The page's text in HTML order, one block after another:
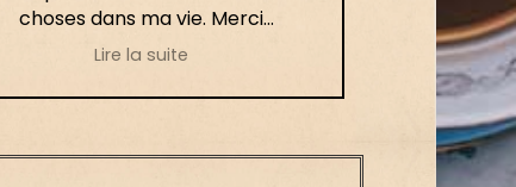
choses dans ma vie. Merci
beaucoup pour leur
gentillesse 🙏
Lire la suite
que je
par le
par le